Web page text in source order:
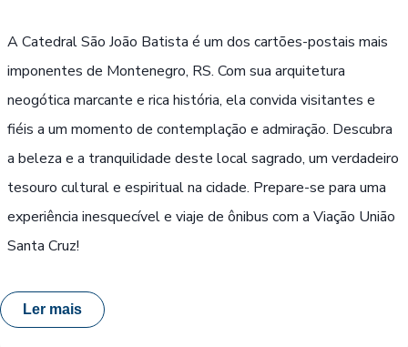
A Catedral São João Batista é um dos cartões-postais mais
imponentes de Montenegro, RS. Com sua arquitetura
neogótica marcante e rica história, ela convida visitantes e
fiéis a um momento de contemplação e admiração. Descubra
a beleza e a tranquilidade deste local sagrado, um verdadeiro
tesouro cultural e espiritual na cidade. Prepare-se para uma
experiência inesquecível e viaje de ônibus com a Viação União
Santa Cruz!
Ler mais